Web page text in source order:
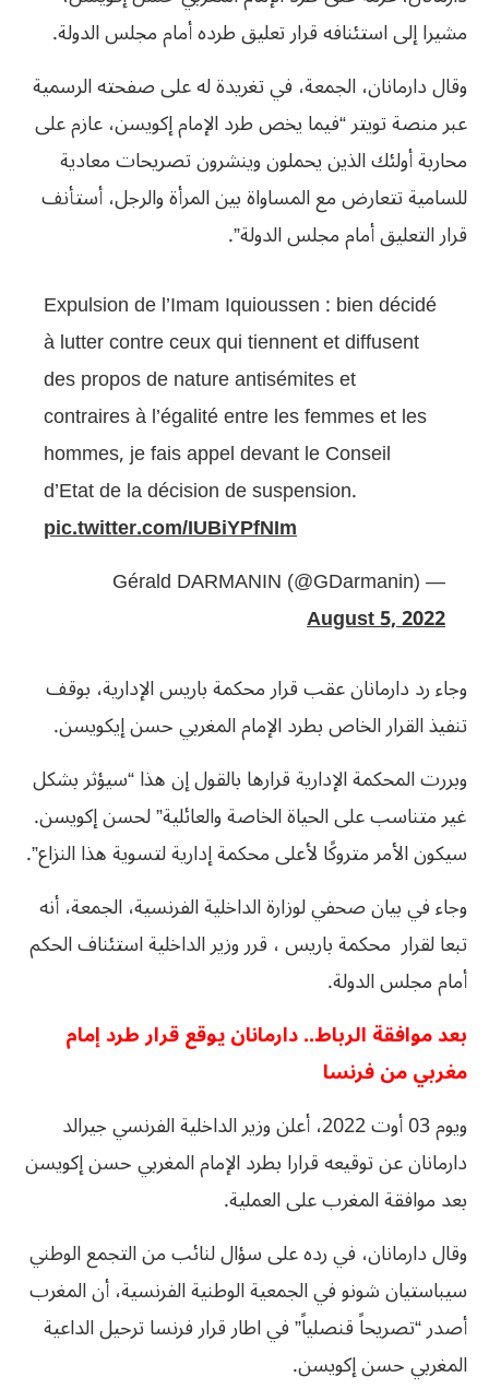
مشيرا إلى استئنافه قرار تعليق طرده أمام مجلس الدولة.
وقال دارمانان، الجمعة، في تغريدة له على صفحته الرسمية
عبر منصة تويتر “فيما يخص طرد الإمام إكويسن، عازم على
محاربة أولئك الذين يحملون وينشرون تصريحات معادية
للسامية تتعارض مع المساواة بين المرأة والرجل، أستأنف
قرار التعليق أمام مجلس الدولة”.
Expulsion de l’Imam Iquioussen : bien décidé
à lutter contre ceux qui tiennent et diffusent
des propos de nature antisémites et
contraires à l’égalité entre les femmes et les
hommes, je fais appel devant le Conseil
d’Etat de la décision de suspension.
pic.twitter.com/IUBiYPfNIm
— Gérald DARMANIN (@GDarmanin)
August 5, 2022
وجاء رد دارمانان عقب قرار محكمة باريس الإدارية، بوقف
تنفيذ القرار الخاص بطرد الإمام المغربي حسن إيكويسن.
وبررت المحكمة الإدارية قرارها بالقول إن هذا “سيؤثر بشكل
غير متناسب على الحياة الخاصة والعائلية” لحسن إكويسن.
سيكون الأمر متروكًا لأعلى محكمة إدارية لتسوية هذا النزاع”.
وجاء في بيان صحفي لوزارة الداخلية الفرنسية، الجمعة، أنه
تبعا لقرار محكمة باريس ، قرر وزير الداخلية استئناف الحكم
أمام مجلس الدولة.
بعد موافقة الرباط.. دارمانان يوقع قرار طرد إمام
مغربي من فرنسا
ويوم 03 أوت 2022، أعلن وزير الداخلية الفرنسي جيرالد
دارمانان عن توقيعه قرارا بطرد الإمام المغربي حسن إكويسن
بعد موافقة المغرب على العملية.
وقال دارمانان، في رده على سؤال لنائب من التجمع الوطني
سيباستيان شونو في الجمعية الوطنية الفرنسية، أن المغرب
أصدر “تصريحاً قنصلياً” في اطار قرار فرنسا ترحيل الداعية
المغربي حسن إكويسن.